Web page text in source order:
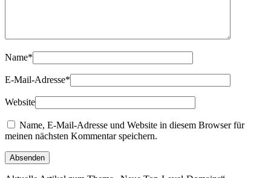
Name*
E-Mail-Adresse*
Website
Name, E-Mail-Adresse und Website in diesem Browser für
meinen nächsten Kommentar speichern.